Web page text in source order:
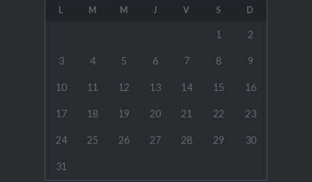
L M M J V S D
1 2
3 4 5 6 7 8 9
10 11 12 13 14 15 16
17 18 19 20 21 22 23
24 25 26 27 28 29 30
31